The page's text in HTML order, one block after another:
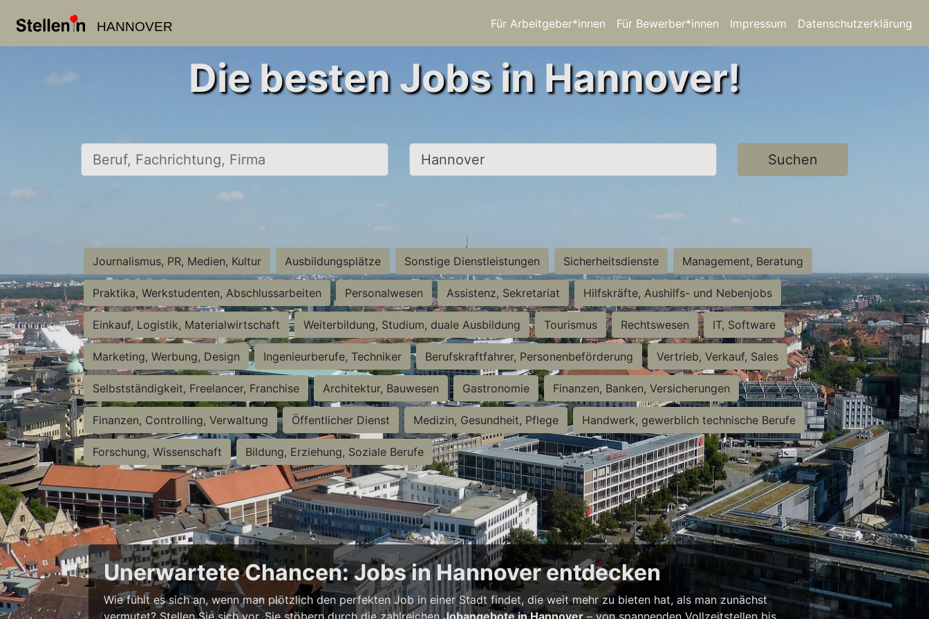
HANNOVER Für Arbeitgeber*innen Für Bewerber*innen Impressum Datenschutzerklärung
Die besten Jobs in Hannover!
Beruf, Fachrichtung, Firma Ort, Stadt Suchen
Journalismus, PR, Medien, Kultur Ausbildungsplätze Sonstige Dienstleistungen Sicherheitsdienste Management, Beratung
Praktika, Werkstudenten, Abschlussarbeiten Personalwesen Assistenz, Sekretariat Hilfskräfte, Aushilfs- und Nebenjobs
Einkauf, Logistik, Materialwirtschaft Weiterbildung, Studium, duale Ausbildung Tourismus Rechtswesen IT, Software
Marketing, Werbung, Design Ingenieurberufe, Techniker Berufskraftfahrer, Personenbeförderung Vertrieb, Verkauf, Sales
Selbstständigkeit, Freelancer, Franchise Architektur, Bauwesen Gastronomie Finanzen, Banken, Versicherungen
Finanzen, Controlling, Verwaltung Öffentlicher Dienst Medizin, Gesundheit, Pflege Handwerk, gewerblich technische Berufe
Forschung, Wissenschaft Bildung, Erziehung, Soziale Berufe
Unerwartete Chancen: Jobs in Hannover entdecken
Wie fühlt es sich an, wenn man plötzlich den perfekten Job in einer Stadt findet, die weit mehr zu bieten hat, als man zunächst